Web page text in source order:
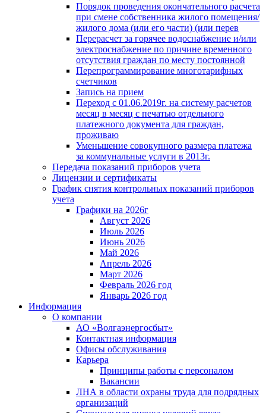
Порядок проведения окончательного расчета
при смене собственника жилого помещения/
жилого дома (или его части) (или перев
Перерасчет за горячее водоснабжение и/или
электроснабжение по причине временного
отсутствия граждан по месту постоянной
Перепрограммирование многотарифных
счетчиков
Запись на прием
Переход с 01.06.2019г. на систему расчетов
месяц в месяц с печатью отдельного
платежного документа для граждан,
проживаю
Уменьшение совокупного размера платежа
за коммунальные услуги в 2013г.
Передача показаний приборов учета
Лицензии и сертификаты
График снятия контрольных показаний приборов
учета
Графики на 2026г
Август 2026
Июль 2026
Июнь 2026
Май 2026
Апрель 2026
Март 2026
Февраль 2026 год
Январь 2026 год
Информация
О компании
АО «Волгаэнергосбыт»
Контактная информация
Офисы обслуживания
Карьера
Принципы работы с персоналом
Вакансии
ЛНА в области охраны труда для подрядных
организаций